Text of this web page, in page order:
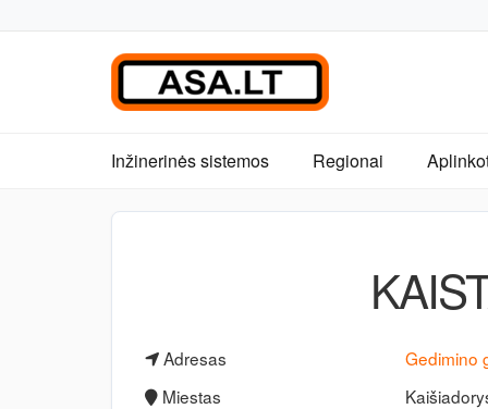
Inžinerinės sistemos Regionai
Adresas
Gedimino
Miestas